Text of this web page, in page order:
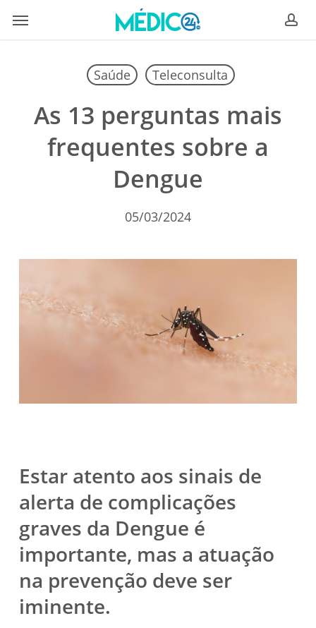
Menu
Saúde Teleconsulta
As 13 perguntas mais
frequentes sobre a
Dengue
05/03/2024
Estar atento aos sinais de
alerta de complicações
graves da Dengue é
importante, mas a atuação
na prevenção deve ser
iminente.